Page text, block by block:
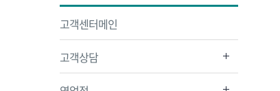
고객센터메인
고객상담